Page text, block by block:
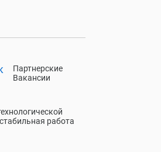
Партнерские
Вакансии
работа